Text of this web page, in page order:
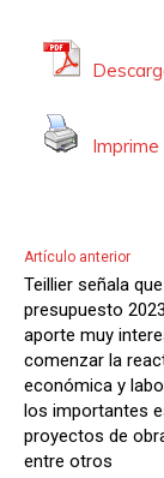
Artículo anterior
Teillier señala que
presupuesto
aporte muy
comenzar la
económica y
los importantes
proyectos de
entre otros